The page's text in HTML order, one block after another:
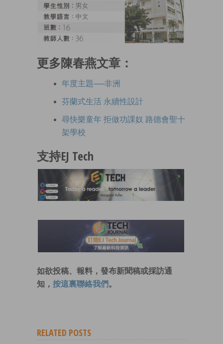
更多陳春燕文章：
年度主題──非洲
芬蘭式生活 永續性設計
尋快樂童年 拒做功課奴 路德會聖十
架學校
支持EJ Tech
如欲投稿、報料，發布新聞稿或採訪通
知， 按這裏聯絡我們 。
RELATED POSTS